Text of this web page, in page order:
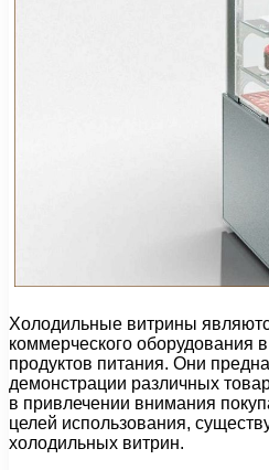
Холодильные витрины
коммерческого оборудования
продуктов питания. Они
демонстрации различных
в привлечении внимания
целей использования,
холодильных витрин.